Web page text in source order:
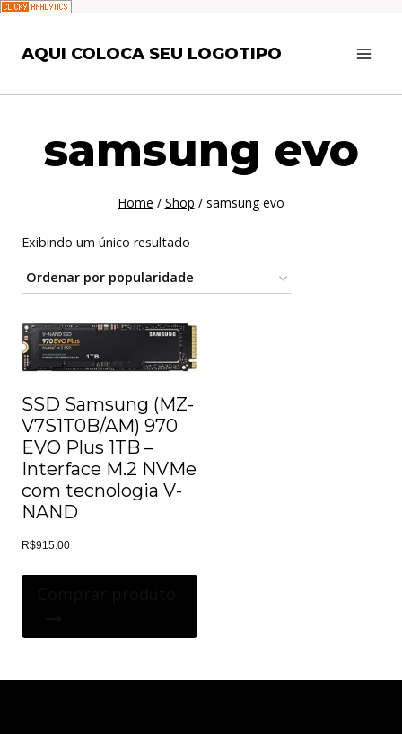
paraAQUI COLOCA SEU LOGOTIPO
samsung evo
Home / Shop / samsung evo
Exibindo um único resultado
SSD Samsung (MZ-
V7S1T0B/AM) 970
EVO Plus 1TB –
Interface M.2 NVMe
com tecnologia V-
NAND
R$915.00